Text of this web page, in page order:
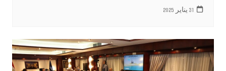
31 يناير 2025